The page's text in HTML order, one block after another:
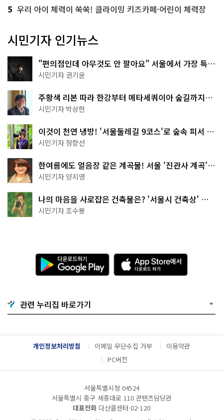
5 우리 아이 체력이 쑥쑥! 클라이밍 키즈카페·어린이 체력장
시민기자 인기뉴스
"편의점인데 아무것도 안 팔아요" 서울에서 가장 특별
한 편의점의 정체
시민기자 권기윤
주황색 리본 따라 한강부터 메타세쿼이아 숲길까지…
서울둘레길 15코스
시민기자 박상현
이것이 천연 냉방! '서울둘레길 9코스'로 숲속 피서 떠
나볼까
시민기자 정향선
한여름에도 얼음장 같은 계곡물! 서울 '진관사 계곡'이
천국이네~
시민기자 양지영
나의 마음을 사로잡은 건축물은? '서울시 건축상' 수
상작 공개!
시민기자 조수봉
다
운
로
기
G
o
g
l
e
A
p
p
e
서
다
운
관련 누리집 바로가기
개인정보처리방침 이메일 무단수집 거부
이용약관
PC버전
서울특별시청 04524
서울특별시 중구 세종대로 110 콘텐츠담당관
대표전화 다산콜센터 02-120